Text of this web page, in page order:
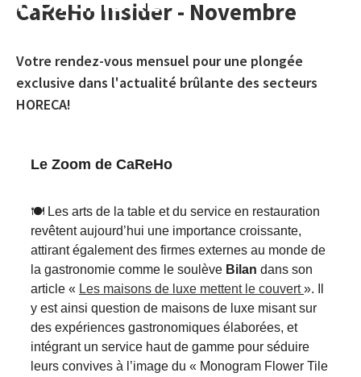
CaReHo Insider - Novembre
Votre rendez-vous mensuel pour une plongée
exclusive dans l'actualité brûlante des secteurs
HORECA!
Le Zoom de CaReHo
🍽️ Les arts de la table et du service en restauration
revêtent aujourd’hui une importance croissante,
attirant également des firmes externes au monde de
la gastronomie comme le soulève Bilan dans son
article « Les maisons de luxe mettent le couvert ». Il
y est ainsi question de maisons de luxe misant sur
des expériences gastronomiques élaborées, et
intégrant un service haut de gamme pour séduire
leurs convives à l’image du « Monogram Flower Tile